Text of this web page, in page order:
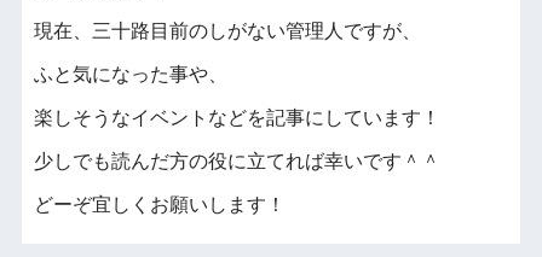
現在、三十路目前のしがない管理人ですが、
ふと気になった事や、
楽しそうなイベントなどを記事にしています！
少しでも読んだ方の役に立てれば幸いです＾＾
どーぞ宜しくお願いします！